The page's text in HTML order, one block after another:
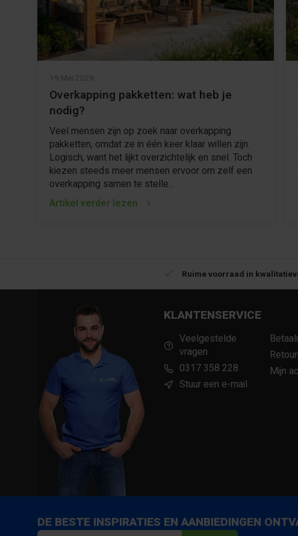
19 Mei 2026
Overkapping pakketten: wat heb je
nodig?
Veel mensen zijn op zoek naar overkapping
pakketten, omdat ze in één keer klaar willen zijn.
Logisch, want het lijkt overzichtelijk en snel. Toch
kiezen steeds meer mensen ervoor om zelf een
overkapping samen te stelle...
Artikel verder lezen
Ruime voorraad in
KLANTENSERVICE
Veelgestelde
vragen
0317 358 228
Stuur een e-mail
Mijn
DE BESTE INSPIRATIES EN AANBIEDINGEN